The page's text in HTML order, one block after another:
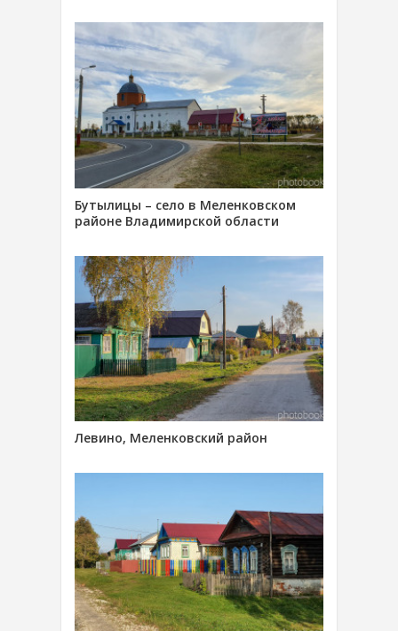
Бутылицы – село в Меленковском
районе Владимирской области
Левино, Меленковский район